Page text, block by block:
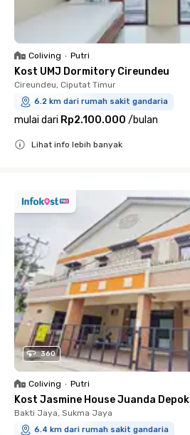
Coliving • Putri
Kost UMJ Dormitory Cireundeu
Cireundeu, Ciputat Timur
6.2 km dari rumah sakit gandaria
mulai dari Rp2.100.000 /bulan
Lihat info lebih banyak
360
Coliving • Putri
Kost Jasmine House Juanda Depok
Bakti Jaya, Sukma Jaya
6.4 km dari rumah sakit gandaria